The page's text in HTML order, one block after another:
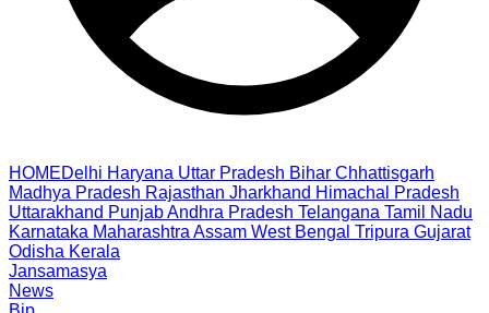
HOMEDelhi Haryana Uttar Pradesh Bihar Chhattisgarh
Madhya Pradesh Rajasthan Jharkhand Himachal Pradesh
Uttarakhand PunjabAndhra Pradesh Telangana Tamil Nadu
Karnataka Maharashtra Assam West Bengal Tripura Gujarat
Odisha Kerala
Jansamasya
News